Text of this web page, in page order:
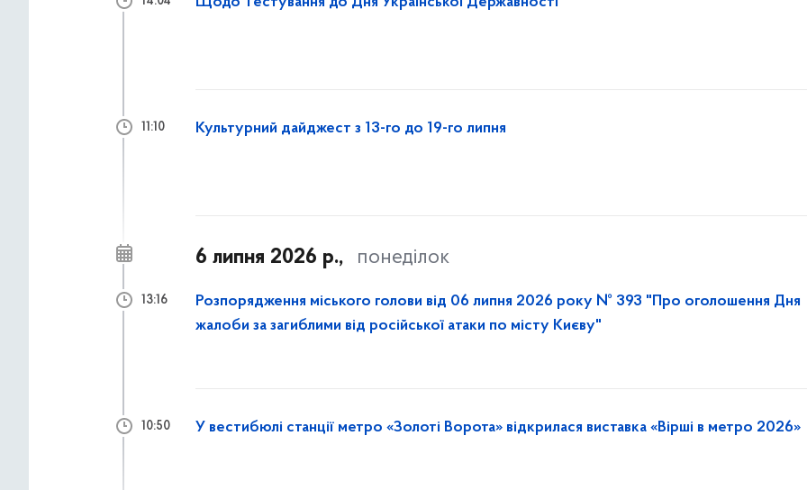
Культурний дайджест з 13-го до 19-го липня
11:10
6 липня 2026 р., понеділок
Розпорядження міського голови від 06 липня 2026 року № 393 "Про оголошення Дня
жалоби за загиблими від російської атаки по місту Києву"
13:16
У вестибюлі станції метро «Золоті Ворота» відкрилася виставка «Вірші в метро 2026»
10:50